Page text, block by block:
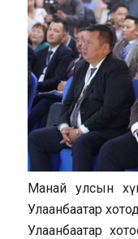
Манай улсын
Улаанбаатар
Улаанбаатар